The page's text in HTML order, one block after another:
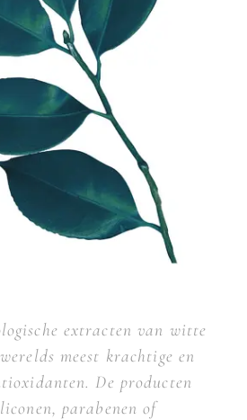
extracten van witte
meest krachtige en
De producten
parabenen of